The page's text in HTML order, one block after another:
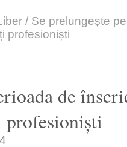
/ Se prelungește
profesioniști
de
profesioniști